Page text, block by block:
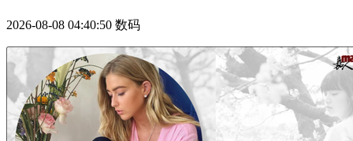
2026-08-08 04:40:50 数码